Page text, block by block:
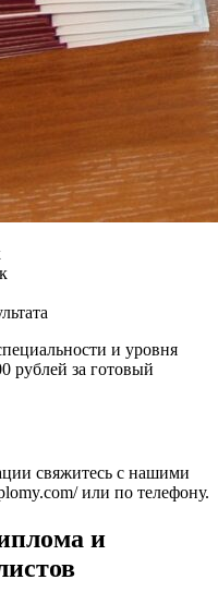
и уровня
рублей за готовый
свяжитесь с нашими
или по телефону.
и